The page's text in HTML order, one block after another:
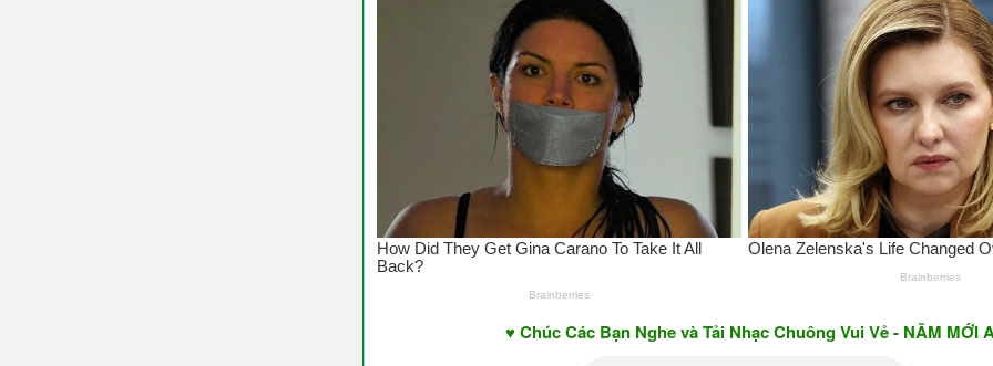
♥ Chúc Các Bạn Nghe và Tải Nhạc Chuông Vui Vẻ - NĂM MỚI AN